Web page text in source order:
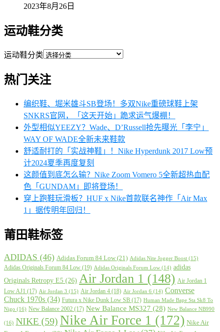
2023年8月26日
运动鞋分类
运动鞋分类
热门关注
编织鞋、堀米雄斗SB登场！多双Nike重磅球鞋上架
SNKRS官网，「这天开始」跪求运气爆棚！
外型相似YEEZY？Wade、D’Russell抢先曝光「李宁」
WAY OF WADE全新未来鞋款
舒适耐打的「实战神鞋」！Nike Hyperdunk 2017 Low预
计2024夏季再度复刻
这颜值到底怎么输？Nike Zoom Vomero 5全新超热血配
色「GUNDAM」即将登场！
穿上跑鞋玩滑板？HUF x Nike首款联名神作「Air Max
1」据传明年回归！
莆田鞋标签
ADIDAS (46) Adidas Forum 84 Low (21) Adidas Nite Jogger Boost (15)
Adidas Originals Forum 84 Low (19) Adidas Originals Forum Low (14) adidas
Originals Retropy E5 (26) Air Jordan 1 (148) Air Jordan 1
Low AJ1 (17) Air Jordan 3 (15) Air Jordan 4 (18) Air Jordan 6 (14) Converse
Chuck 1970s (34) Futura x Nike Dunk Low SB (17) Human Made Bape Sta Sk8 To
Nigo (16) New Balance 2002 (17) New Balance MS327 (28) New Balance NB990
(16) NIKE (59) Nike Air Force 1 (172) Nike Air